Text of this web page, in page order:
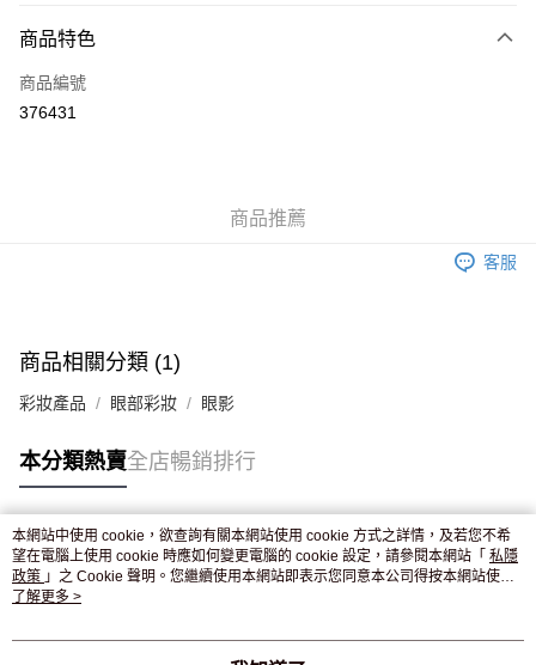
信用卡
Apple Pay
付款後門市自取，訂單確認後2-4個工作天到店，7天內取。逾期後
商品特色
商品編號
376431
商品推薦
客服
商品相關分類 (1)
彩妝產品 眼部彩妝 眼影
本分類熱賣全店暢銷排行
熱門標籤
熱銷排行
本網站中使用 cookie，欲查詢有關本網站使用 cookie 方式之詳情，及若您不希
望在電腦上使用 cookie 時應如何變更電腦的 cookie 設定，請參閱本網站「 私隱
政策 」之 Cookie 聲明。您繼續使用本網站即表示您同意本公司得按本網站使用
條款之 Cookie 聲明使用 cookie。
了解更多 >